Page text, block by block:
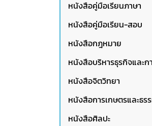
หนังสือคู่มือเรียนภาษา
หนังสือคู่มือเรียน-สอบ
หนังสือกฎหมาย
หนังสือบริหารธุรกิจและ
หนังสือจิตวิทยา
หนังสือการเกษตรและธร
หนังสือศิลปะ